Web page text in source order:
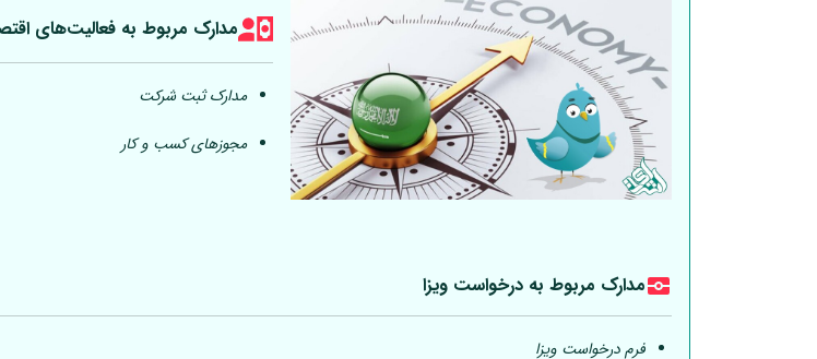
مدارک مربوط به فعالیت‎‌های اقتصادی
مدارک ثبت شرکت
مجوزهای کسب و کار
مدارک مربوط به درخواست ویزا
فرم درخواست ویزا